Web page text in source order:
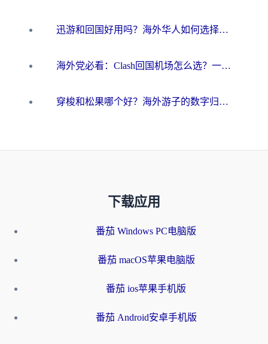
迅游和回国好用吗？海外华人如何选择靠谱的回国加速器
海外党必看：Clash回国机场怎么选？一篇搞定无缝访问国内资源的全攻略
穿梭和松果哪个好？海外游子的数字归乡路，到底该怎么选
下载应用
番茄 Windows PC电脑版
番茄 macOS苹果电脑版
番茄 ios苹果手机版
番茄 Android安卓手机版